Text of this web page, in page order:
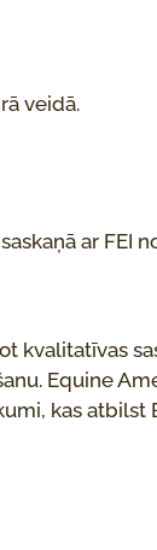
veidā.
ar FEI
kvalitatīvas
Equine
kas atbilst